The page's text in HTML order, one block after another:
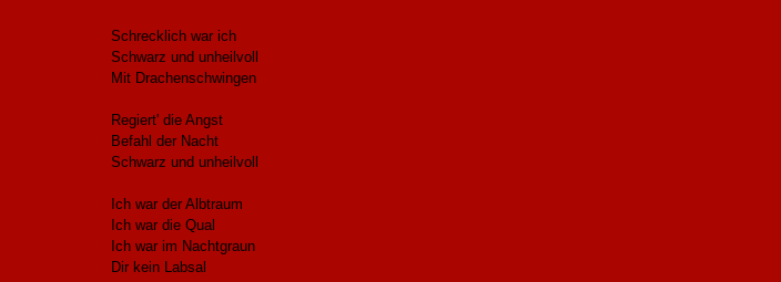
Schrecklich war ich
Schwarz und unheilvoll
Mit Drachenschwingen
Regiert' die Angst
Befahl der Nacht
Schwarz und unheilvoll
Ich war der Albtraum
Ich war die Qual
Ich war im Nachtgraun
Dir kein Labsal